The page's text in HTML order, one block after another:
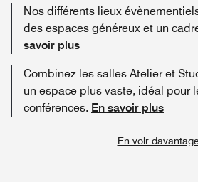
Nos différents lieux
des espaces généreux et un
savoir plus
Combinez les salles Atelier et
un espace plus vaste, idéal pour
conférences. En savoir plus
En voir